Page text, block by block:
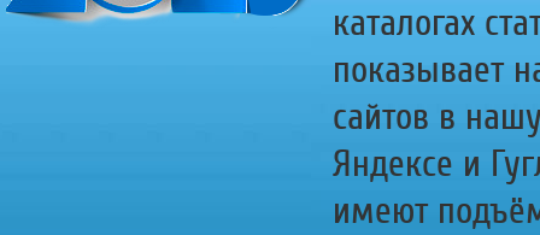
каталогах
показывает
сайтов в
Яндексе и
имеют